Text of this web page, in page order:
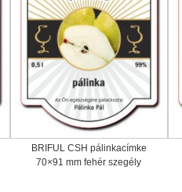
BRIFUL CSH pálinkacímke
70×91 mm fehér szegély